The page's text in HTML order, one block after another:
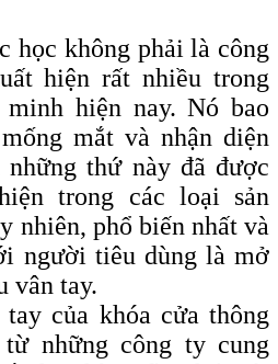
học không phải là công
hiện rất nhiều trong
hiện nay. Nó bao
mắt và nhận diện
thứ này đã được
trong các loại sản
nhiên, phổ biến nhất và
người tiêu dùng là mở
vân tay.
của khóa cửa thông
những công ty cung